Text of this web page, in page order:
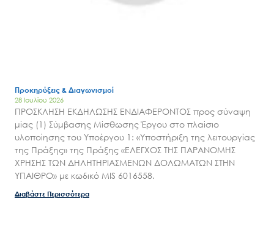
for:
Νέα – Δημοσιότητα
Άξονες δράσης
Μ.Δ.Π.Π.
Προκηρύξεις & Διαγωνισμοί
28 Ιουλίου 2026
ΠΡΟΣΚΛΗΣΗ ΕΚΔΗΛΩΣΗΣ ΕΝΔΙΑΦΕΡΟΝΤΟΣ προς σύναψη
μίας (1) Σύμβασης Μίσθωσης Έργου στο πλαίσιο
υλοποίησης του Υποέργου 1: «Υποστήριξη της λειτουργίας
της Πράξης» της Πράξης «ΕΛΕΓΧΟΣ ΤΗΣ ΠΑΡΑΝΟΜΗΣ
ΧΡΗΣΗΣ ΤΩΝ ΔΗΛΗΤΗΡΙΑΣΜΕΝΩΝ ΔΟΛΩΜΑΤΩΝ ΣΤΗΝ
ΥΠΑΙΘΡΟ» με κωδικό MIS 6016558.
Διαβάστε Περισσότερα